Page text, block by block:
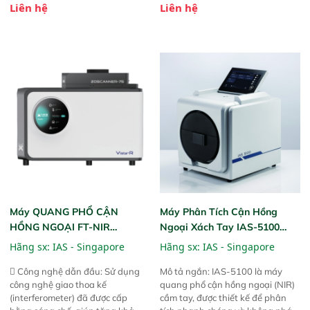
này cho phép bất kỳ ai cũng có
thức ăn chăn nuôi, nguyên liệu
thực phẩm, nông sản,..
Liên hệ
hỗ trợ tản nhiệt tăng cường và đã
năng theo dõi thông số theo thời
gian thực và trực quan hóa dữ
liệu để tăng chỉ số ROI cho doanh
Liên hệ
Máy QUANG PHỔ CẬN
HỒNG NGOẠI FT-NIR
Analyzer Vista-R
Hãng sx: IAS - Singapore
 Công nghệ dẫn đầu: Sử dụng
công nghệ giao thoa kế
(interferometer) đã được cấp
Máy Phân Tích Cận Hồng
Ngoại Xách Tay IAS-5100
(Portable NIR Analyzer)
Hãng sx: IAS - Singapore
Mô tả ngắn: IAS-5100 là máy
quang phổ cận hồng ngoại (NIR)
cầm tay, được thiết kế để phân